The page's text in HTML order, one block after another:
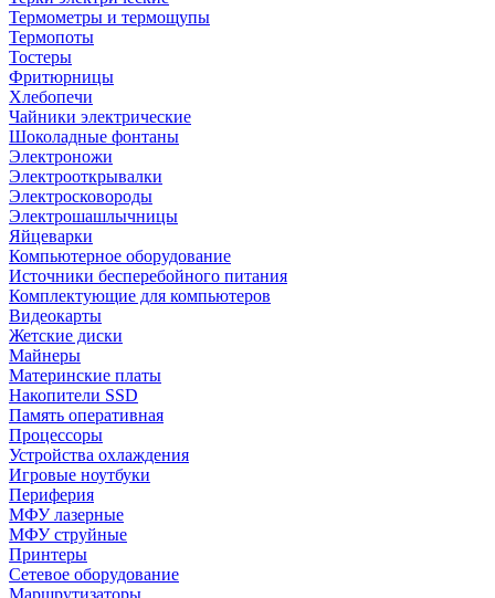
Термометры и термощупы
Термопоты
Тостеры
Фритюрницы
Хлебопечи
Чайники электрические
Шоколадные фонтаны
Электроножи
Электрооткрывалки
Электросковороды
Электрошашлычницы
Яйцеварки
Компьютерное оборудование
Источники бесперебойного питания
Комплектующие для компьютеров
Видеокарты
Жетские диски
Майнеры
Материнские платы
Накопители SSD
Память оперативная
Процессоры
Устройства охлаждения
Игровые ноутбуки
Периферия
МФУ лазерные
МФУ струйные
Принтеры
Сетевое оборудование
Маршрутизаторы